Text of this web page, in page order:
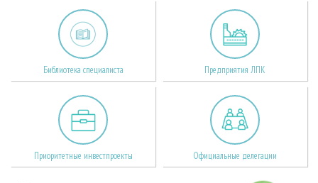
Библиотека специалиста Предприятия ЛПК
Приоритетные инвестпроекты Официальные делегации